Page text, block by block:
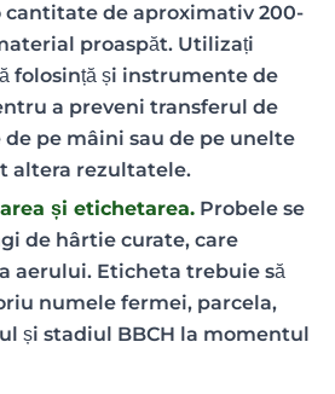
cantitate de aproximativ 200-
proaspăt. Utilizați
folosință și instrumente de
a preveni transferul de
pe mâini sau de pe unelte
altera rezultatele.
și etichetarea. Probele se
de hârtie curate, care
aerului. Eticheta trebuie să
numele fermei, parcela,
și stadiul BBCH la momentul